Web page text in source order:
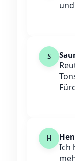
S
H
Ich